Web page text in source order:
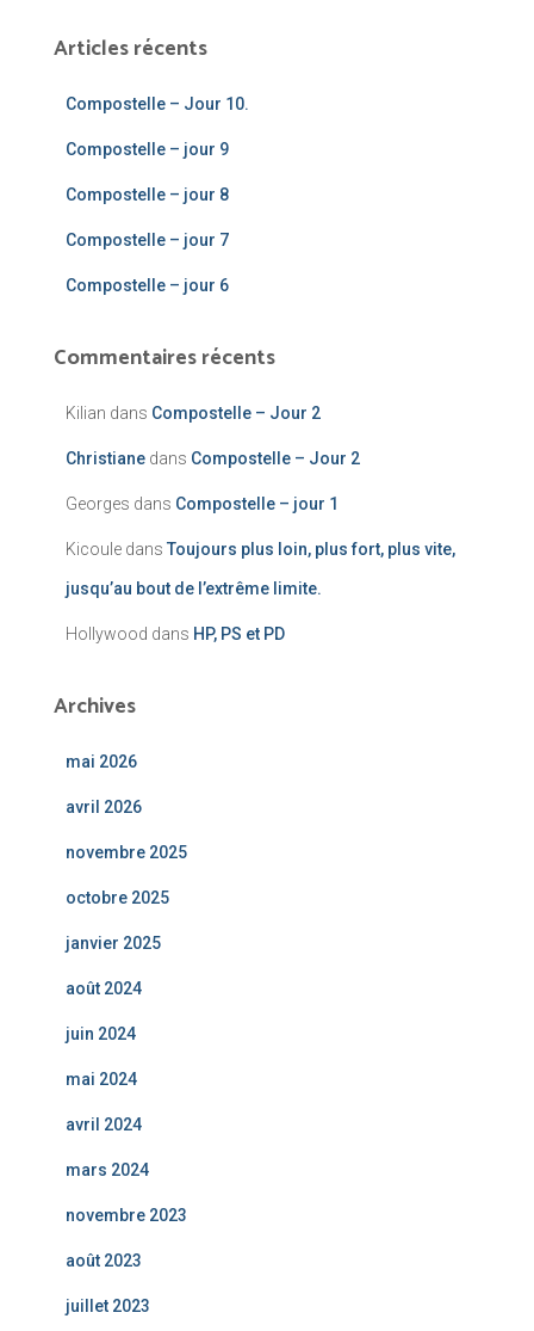
Articles récents
Compostelle – Jour 10.
Compostelle – jour 9
Compostelle – jour 8
Compostelle – jour 7
Compostelle – jour 6
Commentaires récents
Kilian dans Compostelle – Jour 2
Christiane dans Compostelle – Jour 2
Georges dans Compostelle – jour 1
Kicoule dans Toujours plus loin, plus fort, plus vite,
jusqu’au bout de l’extrême limite.
Hollywood dans HP, PS et PD
Archives
mai 2026
avril 2026
novembre 2025
octobre 2025
janvier 2025
août 2024
juin 2024
mai 2024
avril 2024
mars 2024
novembre 2023
août 2023
juillet 2023